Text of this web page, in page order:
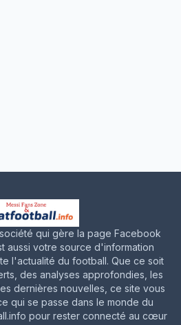
qui gère la page Facebook
aussi votre source d'information
l'actualité du football. Que ce soit
des analyses approfondies, les
dernières nouvelles, ce site vous
qui se passe dans le monde du
pour rester connecté au cœur